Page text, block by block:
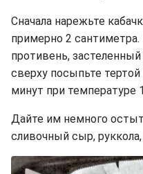
Сначала нарежьте
примерно 2
противень,
сверху посыпьте
минут при температуре
Дайте им немного
сливочный сыр,